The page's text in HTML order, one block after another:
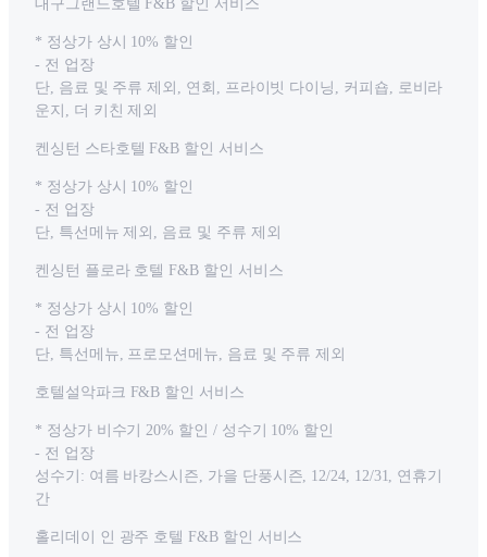
대구그랜드호텔 F&B 할인 서비스
* 정상가 상시 10% 할인
- 전 업장
단, 음료 및 주류 제외, 연회, 프라이빗 다이닝, 커피숍, 로비라
운지, 더 키친 제외
켄싱턴 스타호텔 F&B 할인 서비스
* 정상가 상시 10% 할인
- 전 업장
단, 특선메뉴 제외, 음료 및 주류 제외
켄싱턴 플로라 호텔 F&B 할인 서비스
* 정상가 상시 10% 할인
- 전 업장
단, 특선메뉴, 프로모션메뉴, 음료 및 주류 제외
호텔설악파크 F&B 할인 서비스
* 정상가 비수기 20% 할인 / 성수기 10% 할인
- 전 업장
성수기: 여름 바캉스시즌, 가을 단풍시즌, 12/24, 12/31, 연휴기
간
홀리데이 인 광주 호텔 F&B 할인 서비스